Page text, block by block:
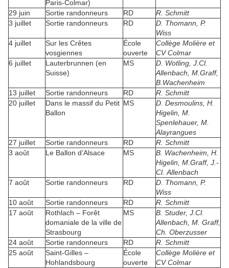
Paris-Colmar)
29 juin
Sortie randonneurs RD
R. Schmitt
3 juillet
Sortie randonneurs RD
D. Thomann, P.
Wiss
4 juillet
Sur les Crêtes
vosgiennes
École
ouverte
Collège Molière et
CV Colmar
6 juillet
Lauterbrunnen (en
Suisse)
MS
D. Wotling, J.Cl.
Allenbach, M.Graff,
B.Wachenheim
13 juillet
Sortie randonneurs RD
R. Schmitt
20 juillet
Dans le massif du Petit
Ballon
MS
D. Desmoulins, H.
Higelin, M.
Spenlehauer, M.
Alayrangues
27 juillet
Sortie randonneurs RD
R. Schmitt
3 août
Le Ballon d’Alsace MS
B. Wachenheim, H.
Higelin, M.Graff, J.-
Cl. Allenbach
7 août
Sortie randonneurs RD
D. Thomann, P.
Wiss
10 août
Sortie randonneurs RD
R. Schmitt
17 août
Rothlach – Forêt
domaniale de la ville de
Strasbourg
MS
B. Studer, J.Cl.
Allenbach, M. Graff,
Ch. Oberzusser
24 août
Sortie randonneurs RD
R. Schmitt
25 août
Saint-Gilles –
Hohlandsbourg
École
ouverte
Collège Molière et
CV Colmar